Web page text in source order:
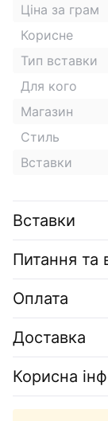
Ціна за грам
Корисне
Тип вставки
Для кого
Магазин
Стиль
Вставки
Вставки
Питання та
Оплата
Доставка
Корисна